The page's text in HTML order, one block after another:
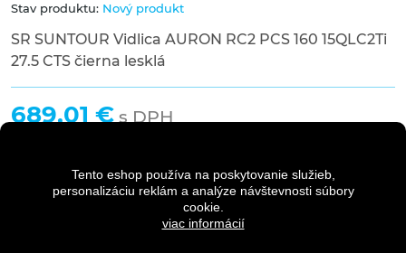
Tento eshop používa na poskytovanie služieb,
personalizáciu reklám a analýze návštevnosti súbory
cookie.
viac informácií
Stav produktu: Nový produkt
SR SUNTOUR Vidlica AURON RC2 PCS 160 15QLC2Ti
27.5 CTS čierna lesklá
689,01 €s DPH
Dostupnosť: na dotaz